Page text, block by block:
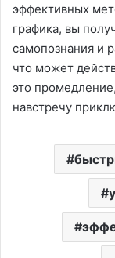
эффективных
графика, вы
самопознания и
что может
это
навстречу